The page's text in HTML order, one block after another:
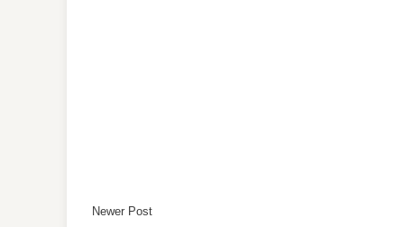
Newer Post